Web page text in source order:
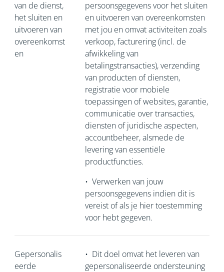
van de dienst,
het sluiten en
uitvoeren van
overeenkomst
en
persoonsgegevens voor het sluiten
en uitvoeren van overeenkomsten
met jou en omvat activiteiten zoals
verkoop, facturering (incl. de
afwikkeling van
betalingstransacties), verzending
van producten of diensten,
registratie voor mobiele
toepassingen of websites, garantie,
communicatie over transacties,
diensten of juridische aspecten,
accountbeheer, alsmede de
levering van essentiële
productfuncties.
• Verwerken van jouw
persoonsgegevens indien dit is
vereist of als je hier toestemming
voor hebt gegeven.
Gepersonalis
eerde
• Dit doel omvat het leveren van
gepersonaliseerde ondersteuning